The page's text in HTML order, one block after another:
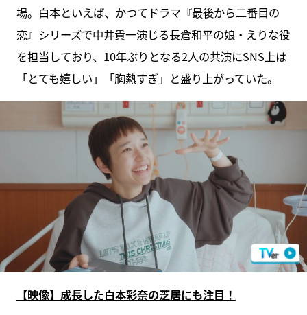
場。白本といえば、かつてドラマ『最後から二番目の
恋』シリーズで中井貴一演じる長倉和平の娘・えりな役
を担当しており、10年ぶりとなる2人の共演にSNS上は
「とても嬉しい」「胸熱すぎ」と盛り上がっていた。
【映像】成長した白本彩奈の芝居にも注目！